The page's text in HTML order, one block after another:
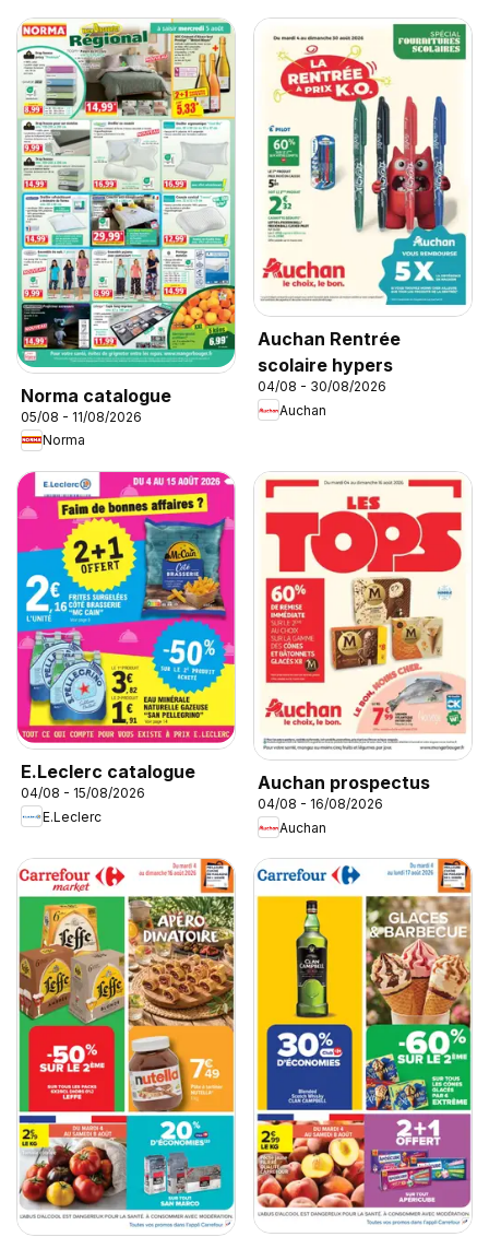
Norma catalogue
05/08 - 11/08/2026
Norma
Auchan Rentrée
scolaire hypers
04/08 - 30/08/2026
Auchan
E.Leclerc catalogue
04/08 - 15/08/2026
E.Leclerc
Auchan prospectus
04/08 - 16/08/2026
Auchan